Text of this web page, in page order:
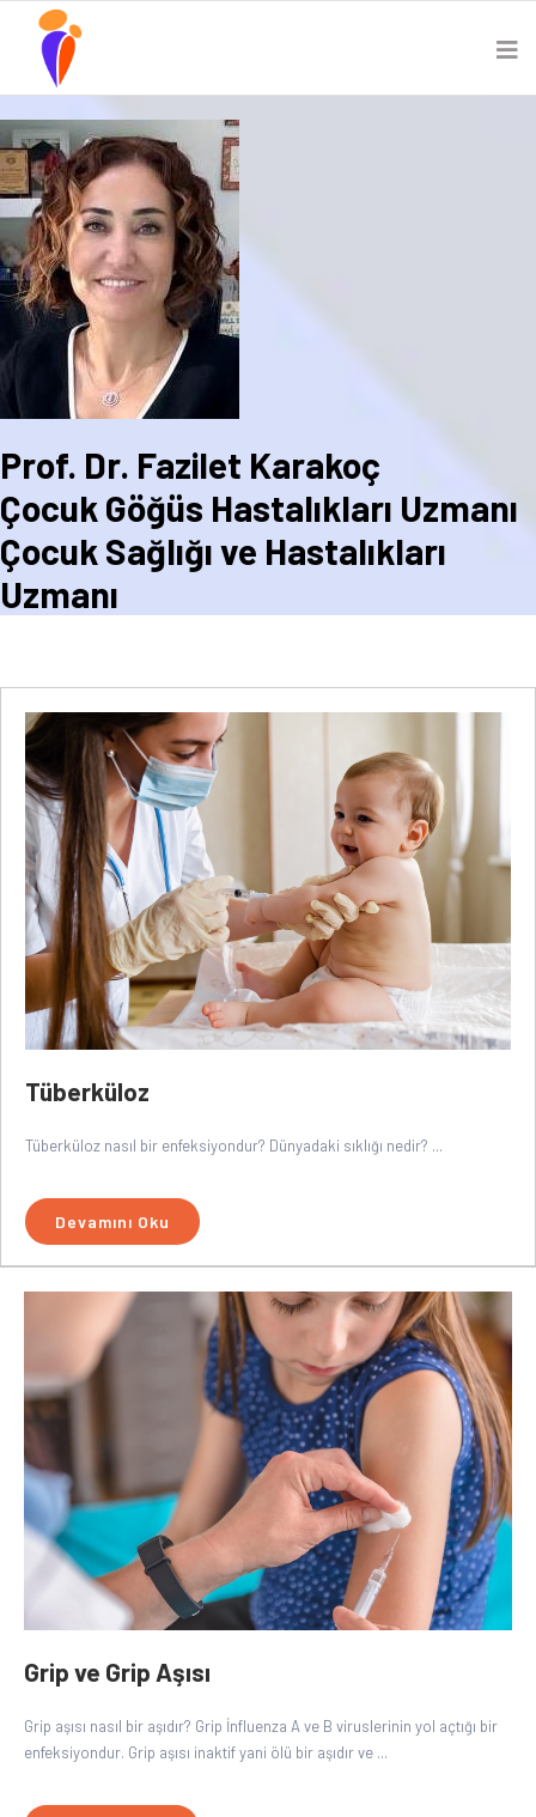
Prof. Dr. Fazilet Karakoç
Çocuk Göğüs Hastalıkları Uzmanı
Çocuk Sağlığı ve Hastalıkları
Uzmanı
Tüberküloz
Tüberküloz nasıl bir enfeksiyondur? Dünyadaki sıklığı nedir? ...
Devamını Oku
Grip ve Grip Aşısı
Grip aşısı nasıl bir aşıdır? Grip İnfluenza A ve B viruslerinin yol açtığı bir
enfeksiyondur. Grip aşısı inaktif yani ölü bir aşıdır ve ...